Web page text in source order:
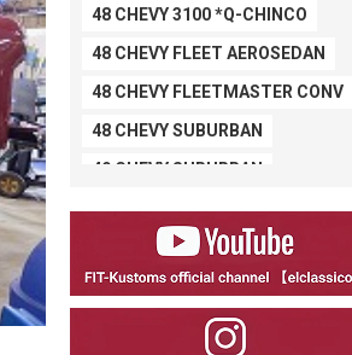
48 CHEVY 3100 *Q-CHINCO
48 CHEVY FLEET AEROSEDAN
48 CHEVY FLEETMASTER CONV
48 CHEVY SUBURBAN
49 CHEVY SUBURBAN
49 FORD SHOE BOX
49 MERCURY *MERC9*
50 CHEVY STYLE-LINE*BUBBLES
50 CHEVY SUBURBAN